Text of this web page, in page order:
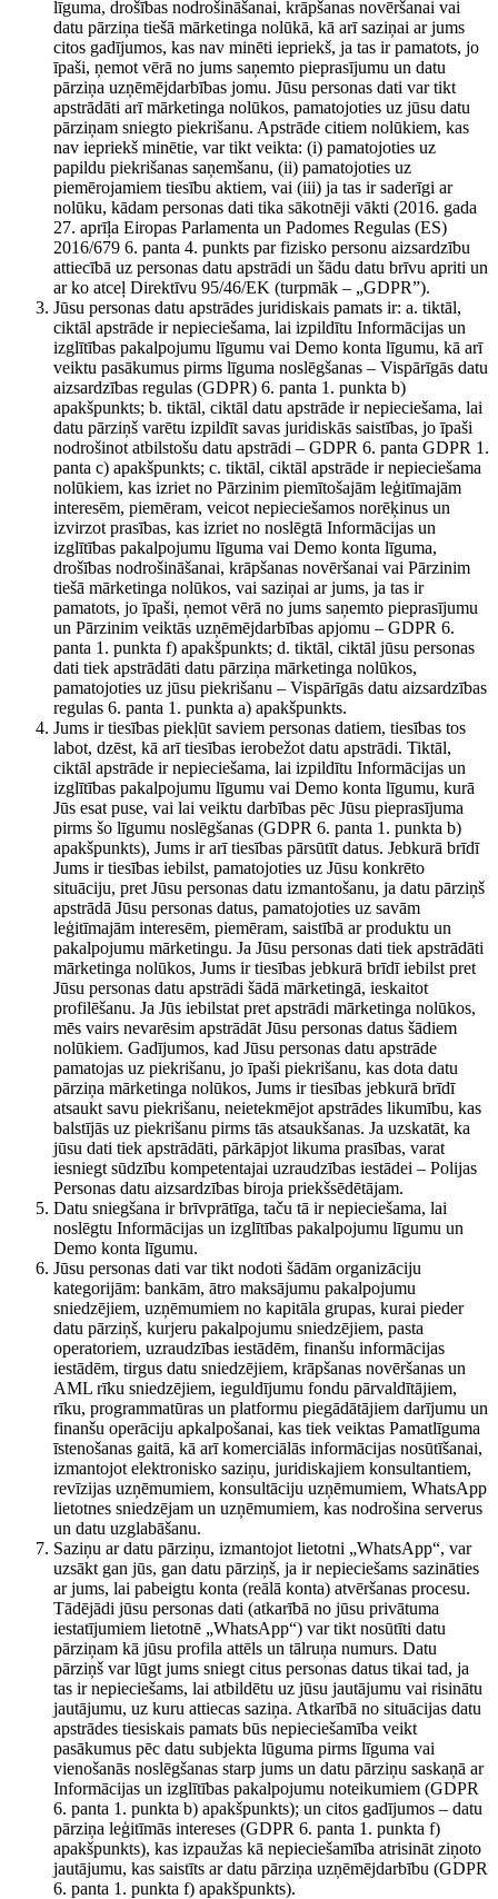
līguma, drošības nodrošināšanai, krāpšanas novēršanai vai
datu pārziņa tiešā mārketinga nolūkā, kā arī saziņai ar jums
citos gadījumos, kas nav minēti iepriekš, ja tas ir pamatots, jo
īpaši, ņemot vērā no jums saņemto pieprasījumu un datu
pārziņa uzņēmējdarbības jomu. Jūsu personas dati var tikt
apstrādāti arī mārketinga nolūkos, pamatojoties uz jūsu datu
pārziņam sniegto piekrišanu. Apstrāde citiem nolūkiem, kas
nav iepriekš minētie, var tikt veikta: (i) pamatojoties uz
papildu piekrišanas saņemšanu, (ii) pamatojoties uz
piemērojamiem tiesību aktiem, vai (iii) ja tas ir saderīgi ar
nolūku, kādam personas dati tika sākotnēji vākti (2016. gada
27. aprīļa Eiropas Parlamenta un Padomes Regulas (ES)
2016/679 6. panta 4. punkts par fizisko personu aizsardzību
attiecībā uz personas datu apstrādi un šādu datu brīvu apriti un
ar ko atceļ Direktīvu 95/46/EK (turpmāk – „GDPR”).
Jūsu personas datu apstrādes juridiskais pamats ir: a. tiktāl,
ciktāl apstrāde ir nepieciešama, lai izpildītu Informācijas un
izglītības pakalpojumu līgumu vai Demo konta līgumu, kā arī
veiktu pasākumus pirms līguma noslēgšanas – Vispārīgās datu
aizsardzības regulas (GDPR) 6. panta 1. punkta b)
apakšpunkts; b. tiktāl, ciktāl datu apstrāde ir nepieciešama, lai
datu pārziņš varētu izpildīt savas juridiskās saistības, jo īpaši
nodrošinot atbilstošu datu apstrādi – GDPR 6. panta GDPR 1.
panta c) apakšpunkts; c. tiktāl, ciktāl apstrāde ir nepieciešama
nolūkiem, kas izriet no Pārzinim piemītošajām leģitīmajām
interesēm, piemēram, veicot nepieciešamos norēķinus un
izvirzot prasības, kas izriet no noslēgtā Informācijas un
izglītības pakalpojumu līguma vai Demo konta līguma,
drošības nodrošināšanai, krāpšanas novēršanai vai Pārzinim
tiešā mārketinga nolūkos, vai saziņai ar jums, ja tas ir
pamatots, jo īpaši, ņemot vērā no jums saņemto pieprasījumu
un Pārzinim veiktās uzņēmējdarbības apjomu – GDPR 6.
panta 1. punkta f) apakšpunkts; d. tiktāl, ciktāl jūsu personas
dati tiek apstrādāti datu pārziņa mārketinga nolūkos,
pamatojoties uz jūsu piekrišanu – Vispārīgās datu aizsardzības
regulas 6. panta 1. punkta a) apakšpunkts.
Jums ir tiesības piekļūt saviem personas datiem, tiesības tos
labot, dzēst, kā arī tiesības ierobežot datu apstrādi. Tiktāl,
ciktāl apstrāde ir nepieciešama, lai izpildītu Informācijas un
izglītības pakalpojumu līgumu vai Demo konta līgumu, kurā
Jūs esat puse, vai lai veiktu darbības pēc Jūsu pieprasījuma
pirms šo līgumu noslēgšanas (GDPR 6. panta 1. punkta b)
apakšpunkts), Jums ir arī tiesības pārsūtīt datus. Jebkurā brīdī
Jums ir tiesības iebilst, pamatojoties uz Jūsu konkrēto
situāciju, pret Jūsu personas datu izmantošanu, ja datu pārziņš
apstrādā Jūsu personas datus, pamatojoties uz savām
leģitīmajām interesēm, piemēram, saistībā ar produktu un
pakalpojumu mārketingu. Ja Jūsu personas dati tiek apstrādāti
mārketinga nolūkos, Jums ir tiesības jebkurā brīdī iebilst pret
Jūsu personas datu apstrādi šādā mārketingā, ieskaitot
profilēšanu. Ja Jūs iebilstat pret apstrādi mārketinga nolūkos,
mēs vairs nevarēsim apstrādāt Jūsu personas datus šādiem
nolūkiem. Gadījumos, kad Jūsu personas datu apstrāde
pamatojas uz piekrišanu, jo īpaši piekrišanu, kas dota datu
pārziņa mārketinga nolūkos, Jums ir tiesības jebkurā brīdī
atsaukt savu piekrišanu, neietekmējot apstrādes likumību, kas
balstījās uz piekrišanu pirms tās atsaukšanas. Ja uzskatāt, ka
jūsu dati tiek apstrādāti, pārkāpjot likuma prasības, varat
iesniegt sūdzību kompetentajai uzraudzības iestādei – Polijas
Personas datu aizsardzības biroja priekšsēdētājam.
Datu sniegšana ir brīvprātīga, taču tā ir nepieciešama, lai
noslēgtu Informācijas un izglītības pakalpojumu līgumu un
Demo konta līgumu.
Jūsu personas dati var tikt nodoti šādām organizāciju
kategorijām: bankām, ātro maksājumu pakalpojumu
sniedzējiem, uzņēmumiem no kapitāla grupas, kurai pieder
datu pārziņš, kurjeru pakalpojumu sniedzējiem, pasta
operatoriem, uzraudzības iestādēm, finanšu informācijas
iestādēm, tirgus datu sniedzējiem, krāpšanas novēršanas un
AML rīku sniedzējiem, ieguldījumu fondu pārvaldītājiem,
rīku, programmatūras un platformu piegādātājiem darījumu un
finanšu operāciju apkalpošanai, kas tiek veiktas Pamatlīguma
īstenošanas gaitā, kā arī komerciālās informācijas nosūtīšanai,
izmantojot elektronisko saziņu, juridiskajiem konsultantiem,
revīzijas uzņēmumiem, konsultāciju uzņēmumiem, WhatsApp
lietotnes sniedzējam un uzņēmumiem, kas nodrošina serverus
un datu uzglabāšanu.
Saziņu ar datu pārziņu, izmantojot lietotni „WhatsApp“, var
uzsākt gan jūs, gan datu pārziņš, ja ir nepieciešams sazināties
ar jums, lai pabeigtu konta (reālā konta) atvēršanas procesu.
Tādējādi jūsu personas dati (atkarībā no jūsu privātuma
iestatījumiem lietotnē „WhatsApp“) var tikt nosūtīti datu
pārziņam kā jūsu profila attēls un tālruņa numurs. Datu
pārziņš var lūgt jums sniegt citus personas datus tikai tad, ja
tas ir nepieciešams, lai atbildētu uz jūsu jautājumu vai risinātu
jautājumu, uz kuru attiecas saziņa. Atkarībā no situācijas datu
apstrādes tiesiskais pamats būs nepieciešamība veikt
pasākumus pēc datu subjekta lūguma pirms līguma vai
vienošanās noslēgšanas starp jums un datu pārziņu saskaņā ar
Informācijas un izglītības pakalpojumu noteikumiem (GDPR
6. panta 1. punkta b) apakšpunkts); un citos gadījumos – datu
pārziņa leģitīmās intereses (GDPR 6. panta 1. punkta f)
apakšpunkts), kas izpaužas kā nepieciešamība atrisināt ziņoto
jautājumu, kas saistīts ar datu pārziņa uzņēmējdarbību (GDPR
6. panta 1. punkta f) apakšpunkts).